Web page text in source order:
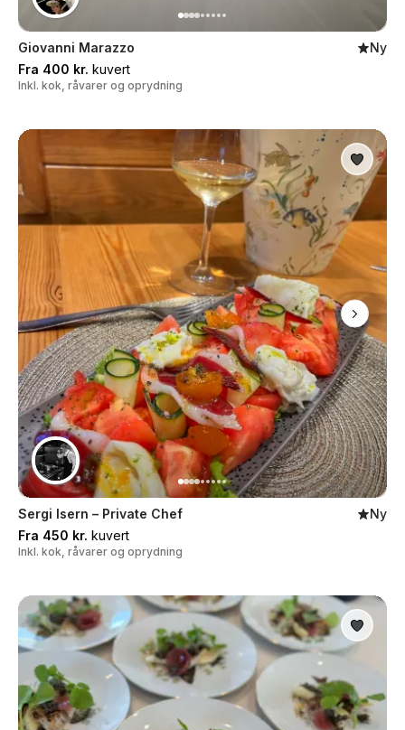
Giovanni Marazzo
Ny
Fra 400 kr. kuvert
Inkl. kok, råvarer og oprydning
Sergi Isern – Private Chef
Ny
Fra 450 kr. kuvert
Inkl. kok, råvarer og oprydning